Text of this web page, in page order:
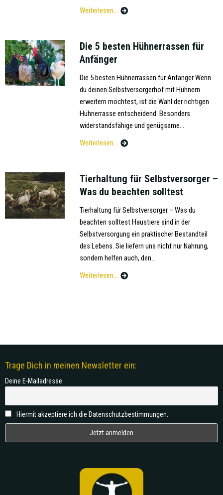
Weiterlesen...
Die 5 besten Hühnerrassen für
Anfänger
Die 5 besten Hühnerrassen für Anfänger Wenn
du deinen Selbstversorgerhof mit Hühnern
erweitern möchtest, ist die Wahl der richtigen
Hühnerrasse entscheidend. Besonders
widerstandsfähige und genügsame...
Weiterlesen...
Tierhaltung für Selbstversorger –
Was du beachten solltest
Tierhaltung für Selbstversorger – Was du
beachten solltest Haustiere sind in der
Selbstversorgung ein praktischer Bestandteil
des Lebens. Sie liefern uns nicht nur Nahrung,
sondern helfen auch, den...
Weiterlesen...
Trage Dich in meinen Newsletter ein:
Deine E-Mailadresse
Hiermit akzeptiere ich die Datenschutzbestimmungen.